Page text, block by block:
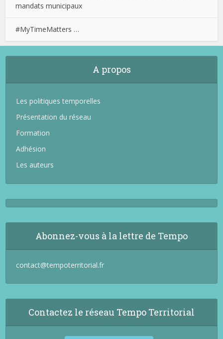
mandats municipaux
#MyTimeMatters …
A propos
Les politiques temporelles
Présentation du réseau
Formation
Adhésion
Les auteurs
Abonnez-vous à la lettre de Tempo
contact@tempoterritorial.fr
Contactez le réseau Tempo Territorial